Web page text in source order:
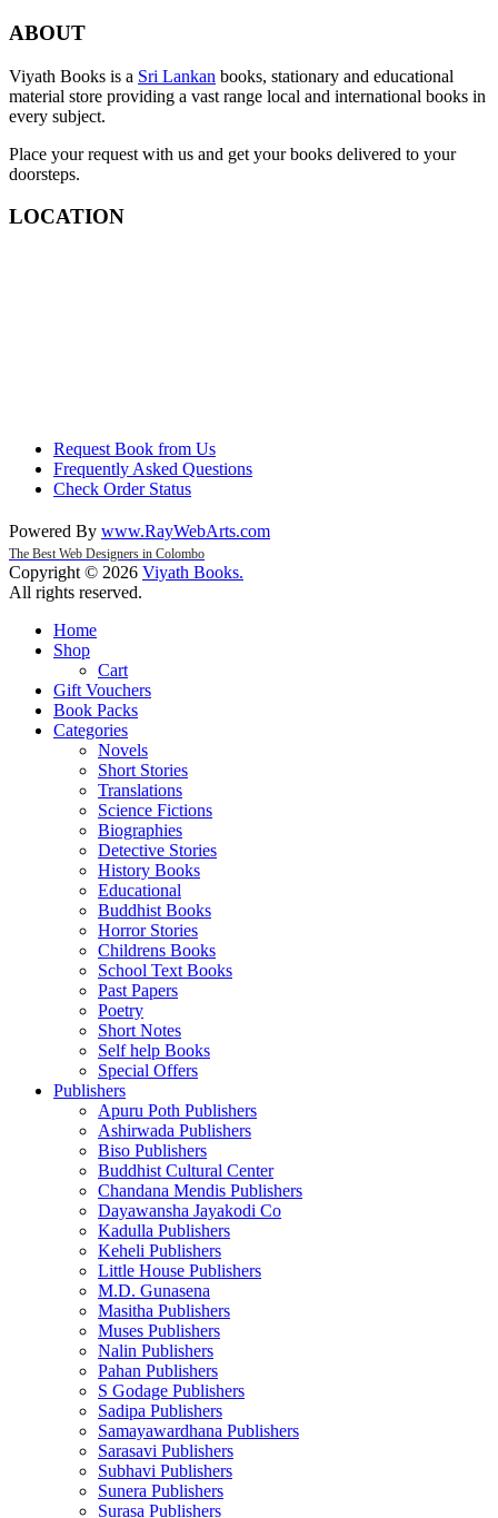
ABOUT
Viyath Books is a Sri Lankan books, stationary and educational
material store providing a vast range local and international books in
every subject.
Place your request with us and get your books delivered to your
doorsteps.
LOCATION
Request Book from Us
Frequently Asked Questions
Check Order Status
Powered By www.RayWebArts.com
The Best Web Designers in Colombo
Copyright © 2026 Viyath Books.
All rights reserved.
Home
Shop
Cart
Gift Vouchers
Book Packs
Categories
Novels
Short Stories
Translations
Science Fictions
Biographies
Detective Stories
History Books
Educational
Buddhist Books
Horror Stories
Childrens Books
School Text Books
Past Papers
Poetry
Short Notes
Self help Books
Special Offers
Publishers
Apuru Poth Publishers
Ashirwada Publishers
Biso Publishers
Buddhist Cultural Center
Chandana Mendis Publishers
Dayawansha Jayakodi Co
Kadulla Publishers
Keheli Publishers
Little House Publishers
M.D. Gunasena
Masitha Publishers
Muses Publishers
Nalin Publishers
Pahan Publishers
S Godage Publishers
Sadipa Publishers
Samayawardhana Publishers
Sarasavi Publishers
Subhavi Publishers
Sunera Publishers
Surasa Publishers